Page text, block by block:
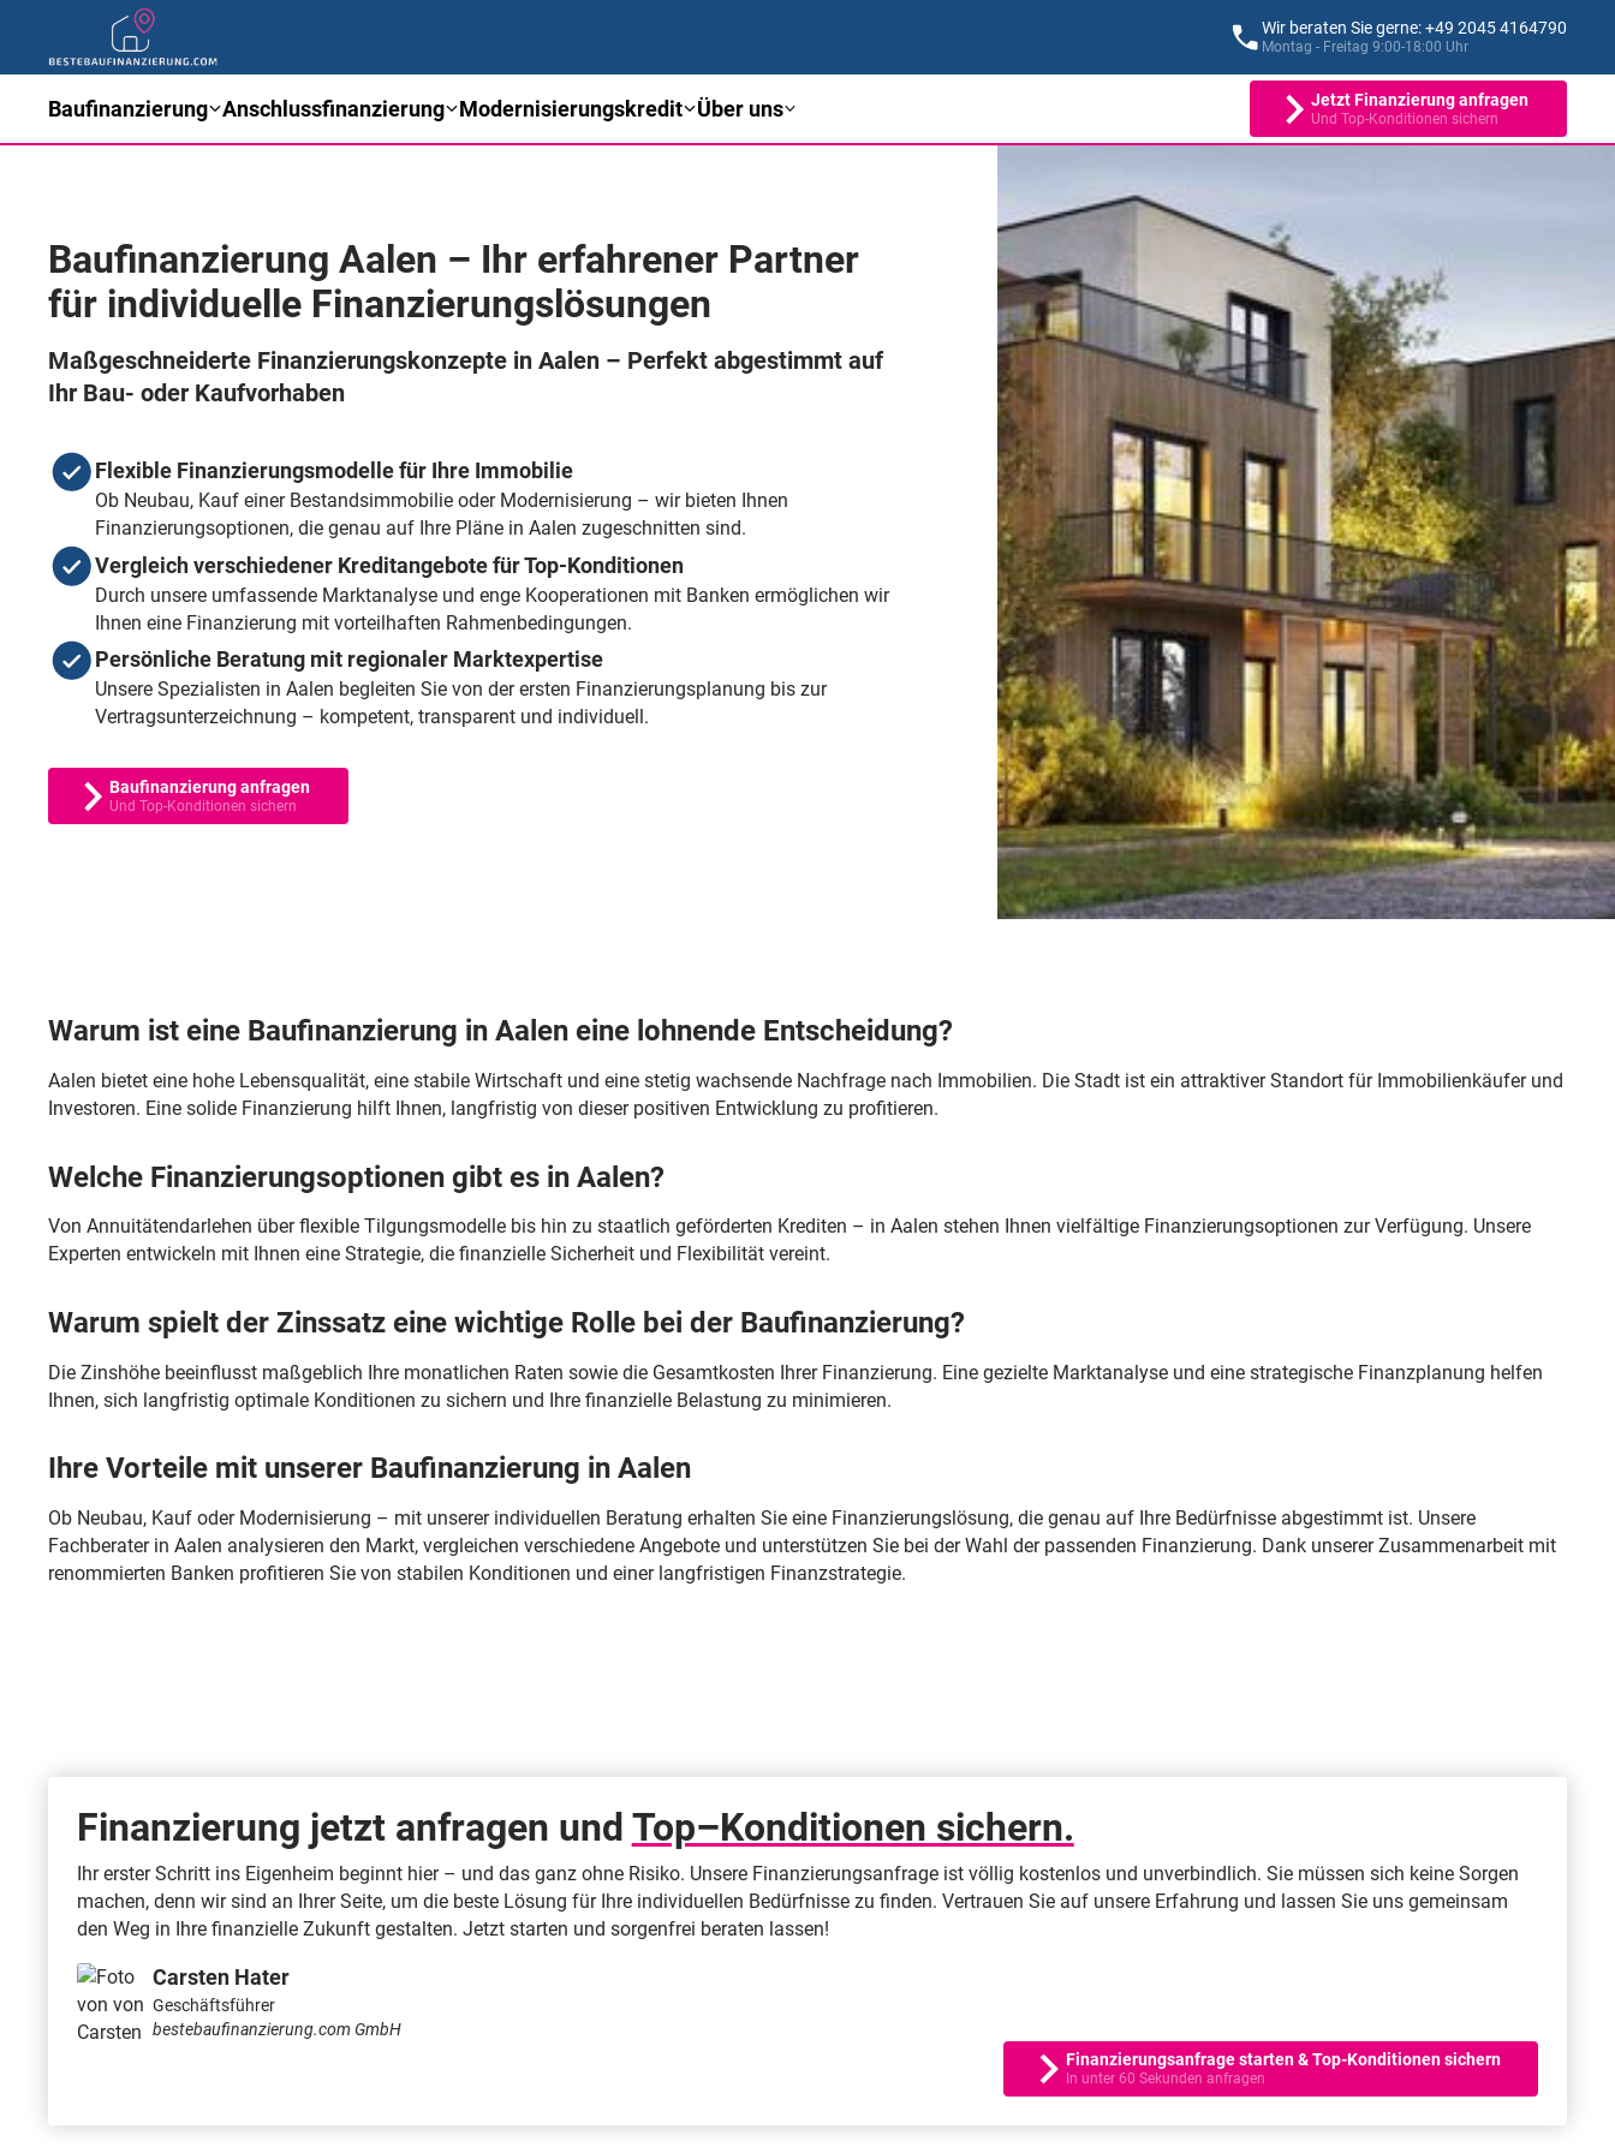
Wir beraten Sie gerne: +49 2045 4164790
Montag - Freitag 9:00-18:00 Uhr
Baufinanzierung Anschlussfinanzierung Modernisierungskredit Über uns Jetzt Finanzierung anfragen
Und Top-Konditionen sichern
Baufinanzierung Aalen – Ihr erfahrener Partner
für individuelle Finanzierungslösungen
Maßgeschneiderte Finanzierungskonzepte in Aalen – Perfekt abgestimmt auf
Ihr Bau- oder Kaufvorhaben
Flexible Finanzierungsmodelle für Ihre Immobilie
Ob Neubau, Kauf einer Bestandsimmobilie oder Modernisierung – wir bieten Ihnen
Finanzierungsoptionen, die genau auf Ihre Pläne in Aalen zugeschnitten sind.
Vergleich verschiedener Kreditangebote für Top-Konditionen
Durch unsere umfassende Marktanalyse und enge Kooperationen mit Banken ermöglichen wir
Ihnen eine Finanzierung mit vorteilhaften Rahmenbedingungen.
Persönliche Beratung mit regionaler Marktexpertise
Unsere Spezialisten in Aalen begleiten Sie von der ersten Finanzierungsplanung bis zur
Vertragsunterzeichnung – kompetent, transparent und individuell.
Baufinanzierung anfragen
Und Top-Konditionen sichern
Warum ist eine Baufinanzierung in Aalen eine lohnende Entscheidung?
Aalen bietet eine hohe Lebensqualität, eine stabile Wirtschaft und eine stetig wachsende Nachfrage nach Immobilien. Die Stadt ist ein attraktiver Standort für Immobilienkäufer und
Investoren. Eine solide Finanzierung hilft Ihnen, langfristig von dieser positiven Entwicklung zu profitieren.
Welche Finanzierungsoptionen gibt es in Aalen?
Von Annuitätendarlehen über flexible Tilgungsmodelle bis hin zu staatlich geförderten Krediten – in Aalen stehen Ihnen vielfältige Finanzierungsoptionen zur Verfügung. Unsere
Experten entwickeln mit Ihnen eine Strategie, die finanzielle Sicherheit und Flexibilität vereint.
Warum spielt der Zinssatz eine wichtige Rolle bei der Baufinanzierung?
Die Zinshöhe beeinflusst maßgeblich Ihre monatlichen Raten sowie die Gesamtkosten Ihrer Finanzierung. Eine gezielte Marktanalyse und eine strategische Finanzplanung helfen
Ihnen, sich langfristig optimale Konditionen zu sichern und Ihre finanzielle Belastung zu minimieren.
Ihre Vorteile mit unserer Baufinanzierung in Aalen
Ob Neubau, Kauf oder Modernisierung – mit unserer individuellen Beratung erhalten Sie eine Finanzierungslösung, die genau auf Ihre Bedürfnisse abgestimmt ist. Unsere
Fachberater in Aalen analysieren den Markt, vergleichen verschiedene Angebote und unterstützen Sie bei der Wahl der passenden Finanzierung. Dank unserer Zusammenarbeit mit
renommierten Banken profitieren Sie von stabilen Konditionen und einer langfristigen Finanzstrategie.
Finanzierung jetzt anfragen und Top–Konditionen sichern.
Ihr erster Schritt ins Eigenheim beginnt hier – und das ganz ohne Risiko. Unsere Finanzierungsanfrage ist völlig kostenlos und unverbindlich. Sie müssen sich keine Sorgen
machen, denn wir sind an Ihrer Seite, um die beste Lösung für Ihre individuellen Bedürfnisse zu finden. Vertrauen Sie auf unsere Erfahrung und lassen Sie uns gemeinsam
den Weg in Ihre finanzielle Zukunft gestalten. Jetzt starten und sorgenfrei beraten lassen!
Carsten Hater
Geschäftsführer
bestebaufinanzierung.com GmbH
Finanzierungsanfrage starten & Top-Konditionen sichern
In unter 60 Sekunden anfragen